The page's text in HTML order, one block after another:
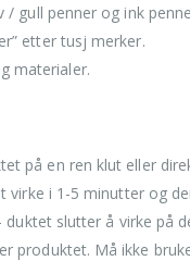
gull penner og ink
etter tusj merker.
materialer.
på en ren klut eller
virke i 1-5 minutter og
slutter å virke på
produktet. Må ikke